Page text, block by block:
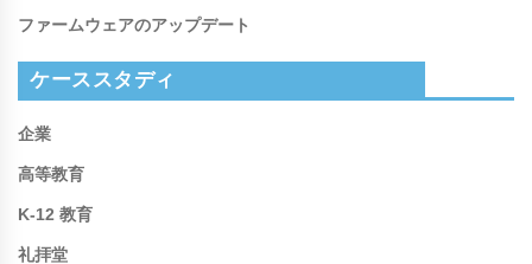
ファームウェアのアップデート
ケーススタディ
企業
高等教育
K-12 教育
礼拝堂